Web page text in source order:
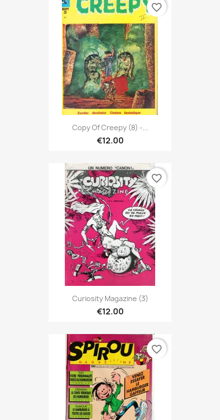
Copy Of Creepy (8) -...
€12.00
favorite_border
Curiosity Magazine (3)
€12.00
favorite_border
favorite_border